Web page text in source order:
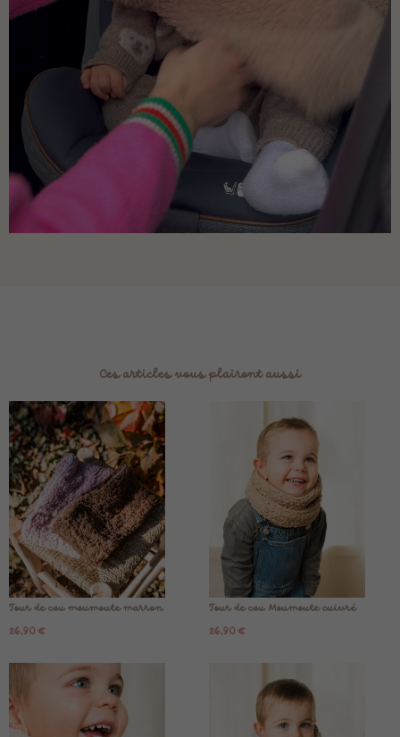
Ces articles vous plairont aussi
Tour de cou moumoute marron
26,90 €
Tour de cou Moumoute cuivré
26,90 €